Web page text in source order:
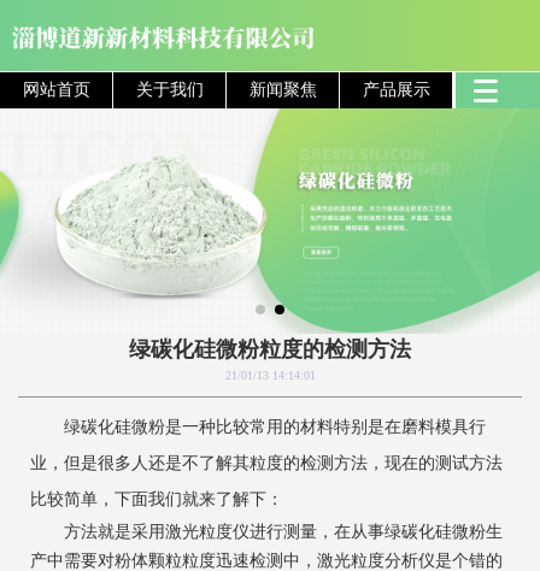
网站首页 关于我们 新闻聚焦 产品展示
绿碳化硅微粉粒度的检测方法
21/01/13 14:14:01
绿碳化硅微粉是一种比较常用的材料特别是在磨料模具行
业，但是很多人还是不了解其粒度的检测方法，现在的测试方法
比较简单，下面我们就来了解下：
方法就是采用激光粒度仪进行测量，在从事绿碳化硅微粉生
产中需要对粉体颗粒粒度迅速检测中，激光粒度分析仪是个错的